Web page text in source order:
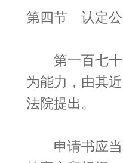
第四节 认定公
第一百七十
为能力，由其
法院提出。
申请书应当